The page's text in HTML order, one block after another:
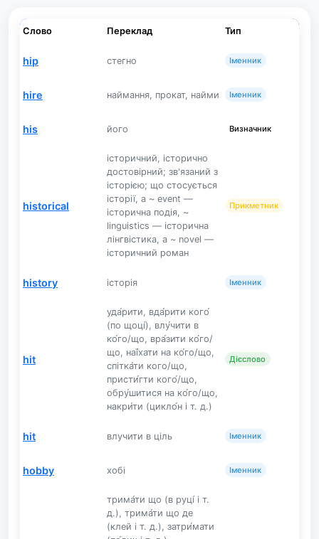
Слово Переклад Тип
hip стегно Іменник
hire наймання, прокат, найми Іменник
his його Визначник
historical
історичний, історично
достовірний; зв'язаний з
історією; що стосується
історії, a ~ event —
історична подія, ~
linguistics — історична
лінгвістика, a ~ novel —
історичний роман
Прикметник
history історія Іменник
hit
уда́рити, вда́рити кого́
(по щоці́), влу́чити в
ко́го/що, вра́зити ко́го/
що, наї́хати на ко́го/що,
спітка́ти кого/що,
присти́гти кого́/що,
обру́шитися на ко́го/що,
накри́ти (цикло́н і т. д.)
Дієслово
hit влучити в ціль Іменник
hobby хобі Іменник
трима́ти що (в руці́ і т.
д.), трима́ти що де
(клей і т. д.), затри́мати